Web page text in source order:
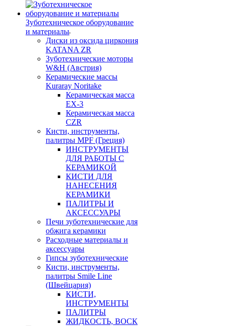
Зуботехническое оборудование
и материалы
Диски из оксида циркония
KATANA ZR
Зуботехнические моторы
W&H (Австрия)
Керамические массы
Kuraray Noritake
Керамическая масса
EX-3
Керамическая масса
CZR
Кисти, инструменты,
палитры MPF (Греция)
ИНСТРУМЕНТЫ
ДЛЯ РАБОТЫ С
КЕРАМИКОЙ
КИСТИ ДЛЯ
НАНЕСЕНИЯ
КЕРАМИКИ
ПАЛИТРЫ И
АКСЕССУАРЫ
Печи зуботехнические для
обжига керамики
Расходные материалы и
аксессуары
Гипсы зуботехнические
Кисти, инструменты,
палитры Smile Line
(Швейцария)
КИСТИ,
ИНСТРУМЕНТЫ
ПАЛИТРЫ
ЖИДКОСТЬ, ВОСК